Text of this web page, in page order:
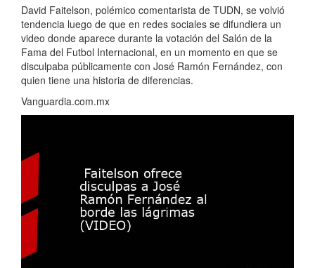
David Faitelson, polémico comentarista de TUDN, se volvió
tendencia luego de que en redes sociales se difundiera un
video donde aparece durante la votación del Salón de la
Fama del Futbol Internacional, en un momento en que se
disculpaba públicamente con José Ramón Fernández, con
quien tiene una historia de diferencias.
Vanguardia.com.mx